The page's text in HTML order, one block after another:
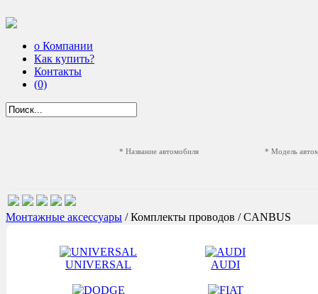
о Компании
Как купить?
Контакты
(0)
* Название автомобиля * Модель
Монтажные аксессуары / Комплекты проводов / CANBUS
UNIVERSAL AUDI